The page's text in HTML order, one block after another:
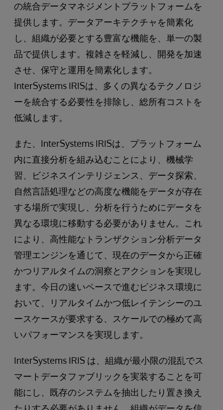
の統合データマネジメントプラットフォームを
提供します。データアーキテクチャを簡素化
し、組織が必要とする豊富な機能を、単一の製
品で提供します。複雑さを軽減し、開発を加速
させ、保守と運用を簡素化します。
InterSystems IRISは、多くの異なるテクノロジ
ーを統合する必要性を排除し、総所有コストを
低減します。
また、InterSystems IRISは、プラットフォーム
内に直接分析を組み込むことにより、機械学
習、ビジネスインテリジェンス、データ探索、
自然言語処理などの高度な機能をデータが存在
する場所で実現し、分析を行うためにデータを
異なる環境に移動する必要がありません。これ
により、高性能なトランザクション分析データ
管理エンジンを通じて、現在のデータから正確
かつリアルタイムの洞察とアクションを実現し
ます。今日の速いペースで進むビジネス環境に
おいて、リアルタイムかつ低レイテンシーのユ
ースケースが要求する、スケールでの極めて高
いパフォーマンスを実現します。
InterSystems IRIS は、組織が最小限の混乱でス
マートデータファブリックを実装することを可
能にし、既存のシステムを抽出したり置き換え